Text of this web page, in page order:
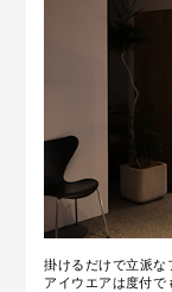
掛けるだけで立派な
アイウエアは度付で